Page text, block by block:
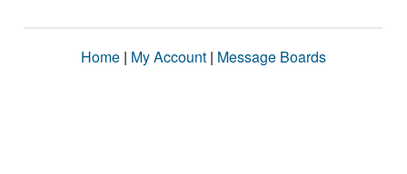
Home | My Account | Message Boards